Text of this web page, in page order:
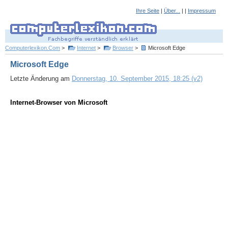
Ihre Seite | Über... | | Impressum
Computerlexikon.Com > Internet > Browser > Microsoft Edge
Microsoft Edge
Letzte Änderung am Donnerstag, 10. September 2015, 18:25 (v2)
Internet-Browser von Microsoft